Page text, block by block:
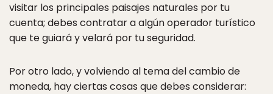
visitar los principales paisajes naturales por tu
cuenta; debes contratar a algún operador turístico
que te guiará y velará por tu seguridad.
Por otro lado, y volviendo al tema del cambio de
moneda, hay ciertas cosas que debes considerar: